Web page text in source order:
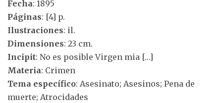
Fecha: 1895
Páginas: [4] p.
Ilustraciones: il.
Dimensiones: 23 cm.
Incipit: No es posible Virgen mia […]
Materia: Crimen
Tema específico: Asesinato; Asesinos; Pena de
muerte; Atrocidades